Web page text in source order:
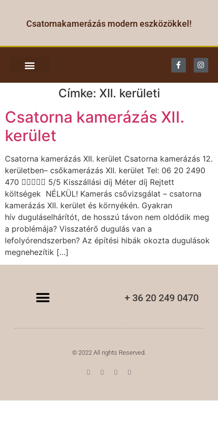
Csatornakamerázás modern eszközökkel!
Címke: XII. kerületi
Csatorna kamerázás XII.
kerület
Csatorna kamerázás XII. kerület Csatorna kamerázás 12.
kerületben– csőkamerázás XII. kerület Tel: 06 20 2490
470  5/5 Kisszállási díj Méter díj Rejtett
költségek NÉLKÜL! Kamerás csővizsgálat – csatorna
kamerázás XII. kerület és környékén. Gyakran
hív duguláselhárítót, de hosszú távon nem oldódik meg
a problémája? Visszatérő dugulás van a
lefolyórendszerben? Az építési hibák okozta dugulások
megnehezítik […]
+ 36 20 249 0470
© 2022 All rights Reserved.